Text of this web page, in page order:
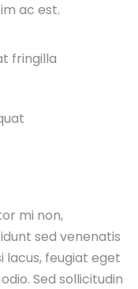
ac est.
fringilla
mi non,
sed venenatis
lacus, feugiat eget
Sed sollicitudin